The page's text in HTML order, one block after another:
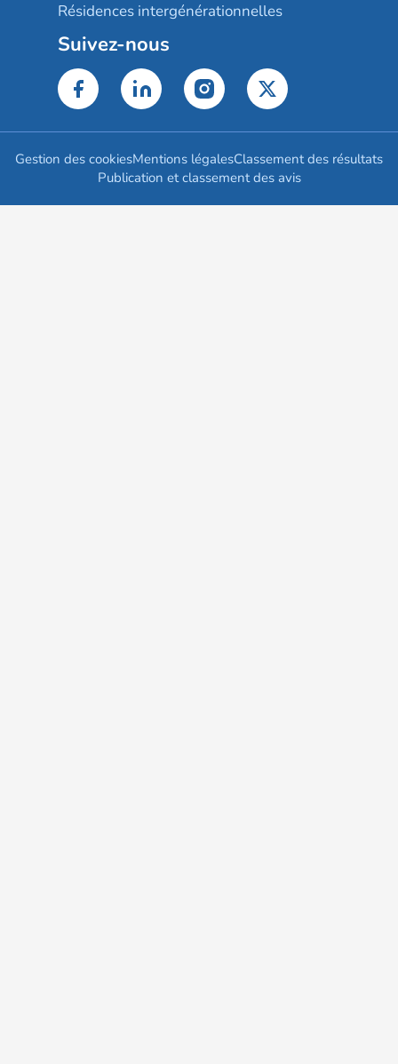
Résidences intergénérationnelles
Suivez-nous
Gestion des cookiesMentions légalesClassement des résultats
Publication et classement des avis